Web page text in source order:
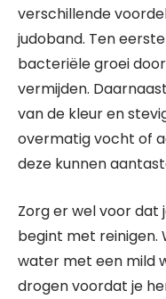
verschillende
judoband. Ten
bacteriële groei
vermijden.
van de kleur en
overmatig vocht of
deze kunnen
Zorg er wel voor dat
begint met reinigen.
water met een mild
drogen voordat je